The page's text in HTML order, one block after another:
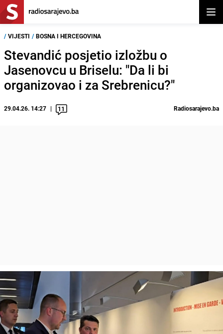
/ VIJESTI / BOSNA I HERCEGOVINA
Stevandić posjetio izložbu o
Jasenovcu u Briselu: "Da li bi
organizovao i za Srebrenicu?"
29.04.26. 14:27 11 Radiosarajevo.ba